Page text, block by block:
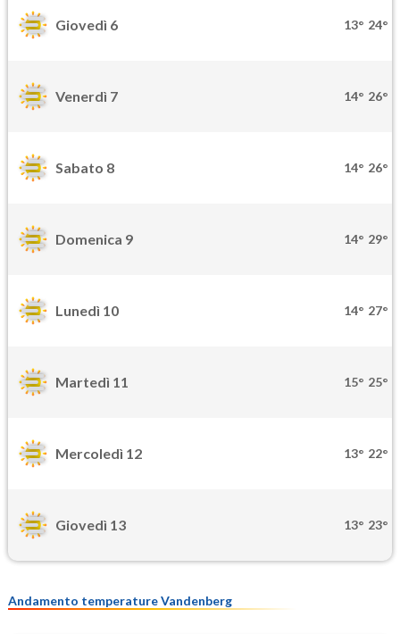
Giovedì 6 13° 24°
Venerdì 7 14° 26°
Sabato 8 14° 26°
Domenica 9 14° 29°
Lunedì 10 14° 27°
Martedì 11 15° 25°
Mercoledì 12 13° 22°
Giovedì 13 13° 23°
Andamento temperature Vandenberg